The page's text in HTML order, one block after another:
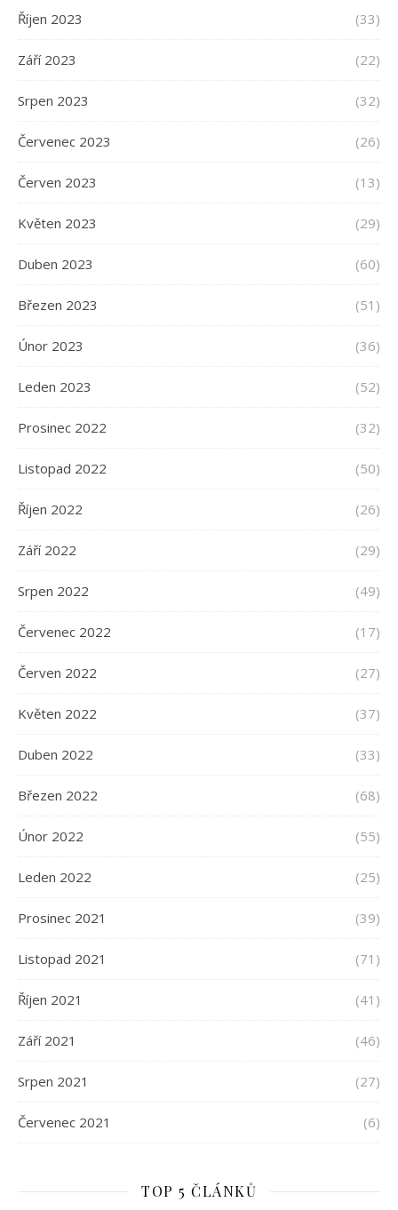
Říjen 2023 (33)
Září 2023 (22)
Srpen 2023 (32)
Červenec 2023 (26)
Červen 2023 (13)
Květen 2023 (29)
Duben 2023 (60)
Březen 2023 (51)
Únor 2023 (36)
Leden 2023 (52)
Prosinec 2022 (32)
Listopad 2022 (50)
Říjen 2022 (26)
Září 2022 (29)
Srpen 2022 (49)
Červenec 2022 (17)
Červen 2022 (27)
Květen 2022 (37)
Duben 2022 (33)
Březen 2022 (68)
Únor 2022 (55)
Leden 2022 (25)
Prosinec 2021 (39)
Listopad 2021 (71)
Říjen 2021 (41)
Září 2021 (46)
Srpen 2021 (27)
Červenec 2021 (6)
TOP 5 ČLÁNKŮ